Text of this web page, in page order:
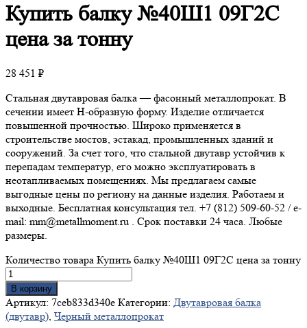
Купить балку №40Ш1 09Г2С
цена за тонну
28 451 ₽
Стальная двутавровая балка — фасонный металлопрокат. В
сечении имеет Н-образную форму. Изделие отличается
повышенной прочностью. Широко применяется в
строительстве мостов, эстакад, промышленных зданий и
сооружений. За счет того, что стальной двутавр устойчив к
перепадам температур, его можно эксплуатировать в
неотапливаемых помещениях. Мы предлагаем самые
выгодные цены по региону на данные изделия. Работаем и
выходные. Бесплатная консультация тел. +7 (812) 509-60-52 / e-
mail: mm@metallmoment.ru . Срок поставки 24 часа. Любые
размеры.
Количество товара Купить балку №40Ш1 09Г2С цена за тонну
В корзину
Артикул: 7ceb833d340e Категории: Двутавровая балка
(двутавр), Черный металлопрокат